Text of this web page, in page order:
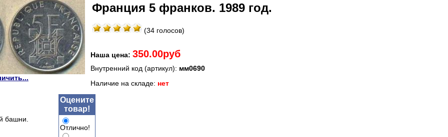
Франция 5 франков. 1989 год.
(34 голосов)
Наша цена: 350.00руб
Внутренний код (артикул): мм0690
Наличие на складе: нет
башни.
Оцените
товар!
Отлично!